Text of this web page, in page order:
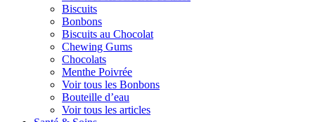
Biscuits
Bonbons
Biscuits au Chocolat
Chewing Gums
Chocolats
Menthe Poivrée
Voir tous les Bonbons
Bouteille d’eau
Voir tous les articles